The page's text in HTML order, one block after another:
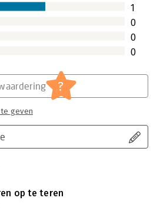
1
0
0
0
?
geven
op te teren